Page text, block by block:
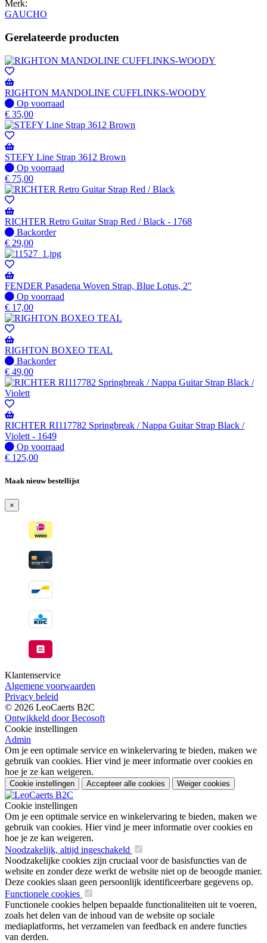
Merk:
GAUCHO
Gerelateerde producten
RIGHTON MANDOLINE CUFFLINKS-WOODY
Op
voorraad
Op voorraad
€ 35,00
STEFY Line Strap 3612 Brown
Op
voorraad
Op voorraad
€ 75,00
RICHTER Retro Guitar Strap Red / Black - 1768
Niet
op
voorraad
-
Wordt
verzonden
wanneer
beschikbaar
Backorder
€ 29,00
FENDER Pasadena Woven Strap, Blue Lotus, 2"
Op
voorraad
Op voorraad
€ 17,00
RIGHTON BOXEO TEAL
Niet
op
voorraad
-
Wordt
verzonden
wanneer
beschikbaar
Backorder
€ 49,00
RICHTER RI117782 Springbreak / Nappa Guitar Strap Black /
Violett - 1649
Op
voorraad
Op voorraad
€ 125,00
Maak nieuw bestellijst
×
Klantenservice
Algemene voorwaarden
Privacy beleid
© 2026 LeoCaerts B2C
Ontwikkeld door Becosoft
Cookie instellingen
Admin
Om je een optimale service en winkelervaring te bieden, maken we
gebruik van cookies. Hier vind je meer informatie over cookies en
hoe je ze kan weigeren.
Cookie instellingen Accepteer alle cookies Weiger cookies
Cookie instellingen
Om je een optimale service en winkelervaring te bieden, maken we
gebruik van cookies. Hier vind je meer informatie over cookies en
hoe je ze kan weigeren.
Noodzakelijk, altijd ingeschakeld
Noodzakelijke cookies zijn cruciaal voor de basisfuncties van de
website en zonder deze werkt de website niet op de beoogde manier.
Deze cookies slaan geen persoonlijk identificeerbare gegevens op.
Functionele cookies
Functionele cookies helpen bepaalde functionaliteiten uit te voeren,
zoals het delen van de inhoud van de website op sociale
mediaplatforms, het verzamelen van feedback en andere functies
van derden.